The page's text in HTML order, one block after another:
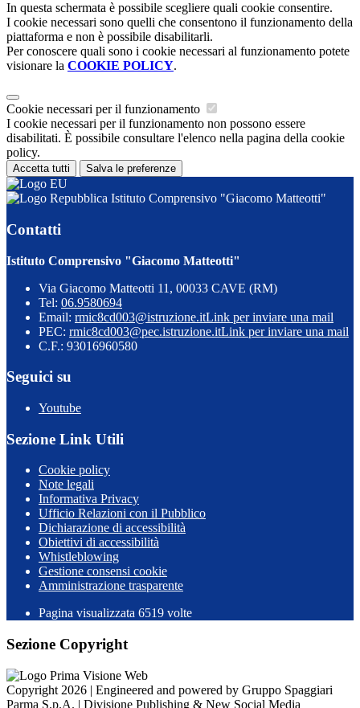
In questa schermata è possibile scegliere quali cookie consentire.
I cookie necessari sono quelli che consentono il funzionamento della
piattaforma e non è possibile disabilitarli.
Per conoscere quali sono i cookie necessari al funzionamento potete
visionare la COOKIE POLICY.
Cookie necessari per il funzionamento
I cookie necessari per il funzionamento non possono essere
disabilitati. È possibile consultare l'elenco nella pagina della cookie
policy.
Accetta tutti Salva le preferenze
Istituto Comprensivo "Giacomo Matteotti"
Contatti
Istituto Comprensivo "Giacomo Matteotti"
Via Giacomo Matteotti 11, 00033 CAVE (RM)
Tel: 06.9580694
Email: rmic8cd003@istruzione.itLink per inviare una mail
PEC: rmic8cd003@pec.istruzione.itLink per inviare una mail
C.F.: 93016960580
Seguici su
Youtube
Sezione Link Utili
Cookie policy
Note legali
Informativa Privacy
Ufficio Relazioni con il Pubblico
Dichiarazione di accessibilità
Obiettivi di accessibilità
Whistleblowing
Gestione consensi cookie
Amministrazione trasparente
Pagina visualizzata 6519 volte
Sezione Copyright
Copyright 2026 | Engineered and powered by Gruppo Spaggiari
Parma S.p.A. | Divisione Publishing & New Social Media